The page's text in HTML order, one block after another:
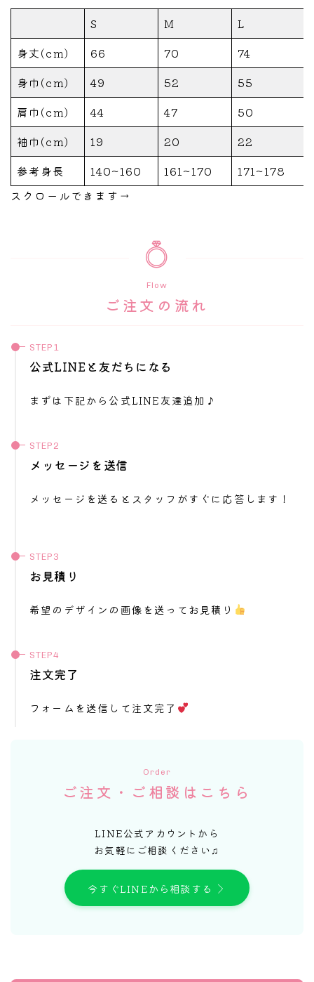
S M L
身丈(cm)
66 70 74
身巾(cm)
49 52 55
肩巾(cm)
44 47 50
袖巾(cm)
19 20 22
参考身長
140~160 161~170 171~178
スクロールできます→
Flow
ご注文の流れ
公式LINEと友だちになる
まずは下記から公式LINE友達追加♪
メッセージを送信
メッセージを送るとスタッフがすぐに応答します！
お見積り
希望のデザインの画像を送ってお見積り
注文完了
フォームを送信して注文完了
Order
ご注文・ご相談はこちら
LINE公式アカウントから
お気軽にご相談ください♫
今すぐLINEから相談する